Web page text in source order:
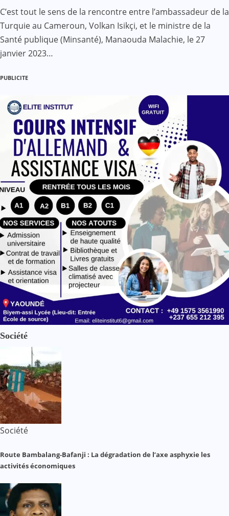
C’est tout le sens de la rencontre entre l’ambassadeur de la
Turquie au Cameroun, Volkan Isikçi, et le ministre de la
Santé publique (Minsanté), Manaouda Malachie, le 27
janvier 2023…
PUBLICITE
Société
Société
Route Bambalang-Bafanji : La dégradation de l’axe asphyxie les
activités économiques